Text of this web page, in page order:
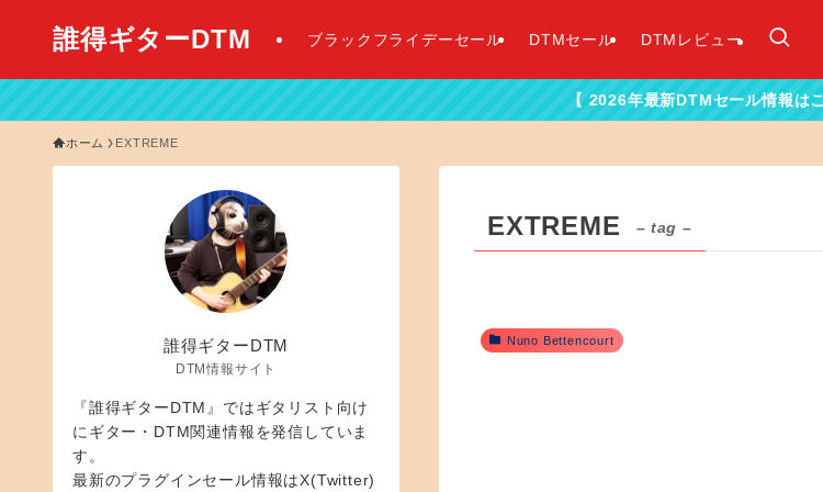
誰得ギターDTM ブラックフライデーセール DTMセール DTMレビュー
【 2026年最新DTMセール情報はこちらから！】
ホーム EXTREME
EXTREME – tag –
Nuno Bettencourt
誰得ギターDTM
DTM情報サイト
『誰得ギターDTM』ではギタリスト向け
にギター・DTM関連情報を発信していま
す。
最新のプラグインセール情報はX(Twitter)